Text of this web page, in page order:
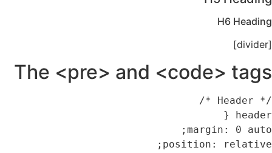
The <pre> and